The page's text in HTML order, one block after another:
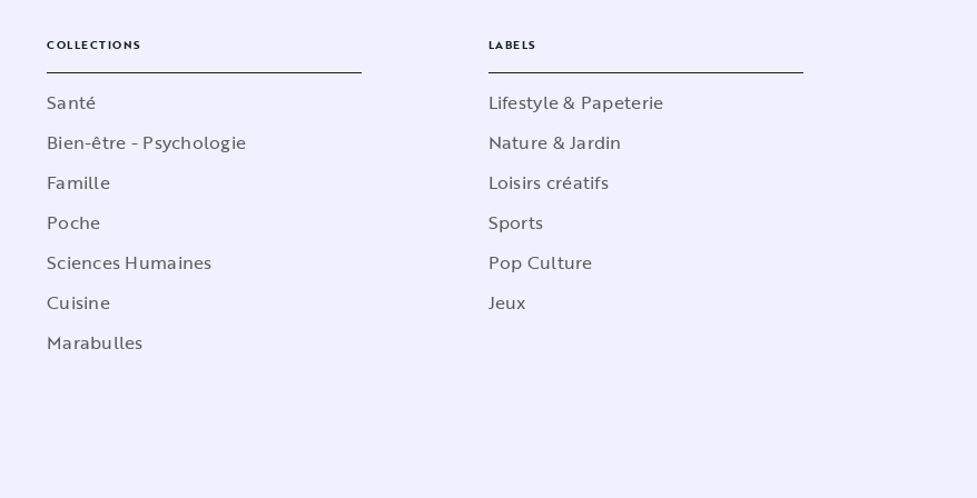
COLLECTIONS
Santé
Bien-être - Psychologie
Famille
Poche
Sciences Humaines
Cuisine
Marabulles
LABELS
Lifestyle & Papeterie
Nature & Jardin
Loisirs créatifs
Sports
Pop Culture
Jeux